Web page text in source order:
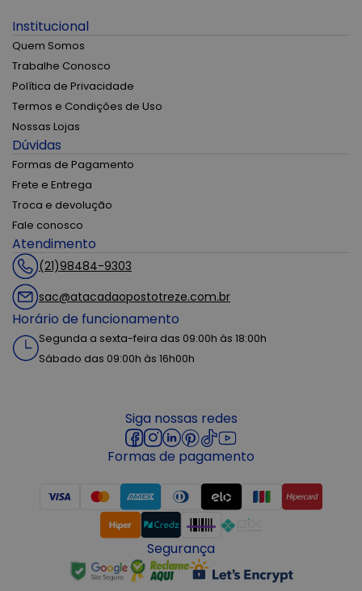
Institucional
Quem Somos
Trabalhe Conosco
Política de Privacidade
Termos e Condições de Uso
Nossas Lojas
Dúvidas
Formas de Pagamento
Frete e Entrega
Troca e devolução
Fale conosco
Atendimento
(21)98484-9303
sac@atacadaopostotreze.com.br
Horário de funcionamento
Segunda a sexta-feira das 09:00h às 18:00h
Sábado das 09:00h às 16h00h
Siga nossas redes
Formas de pagamento
Segurança